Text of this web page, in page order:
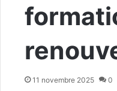
11 novembre 2025 0